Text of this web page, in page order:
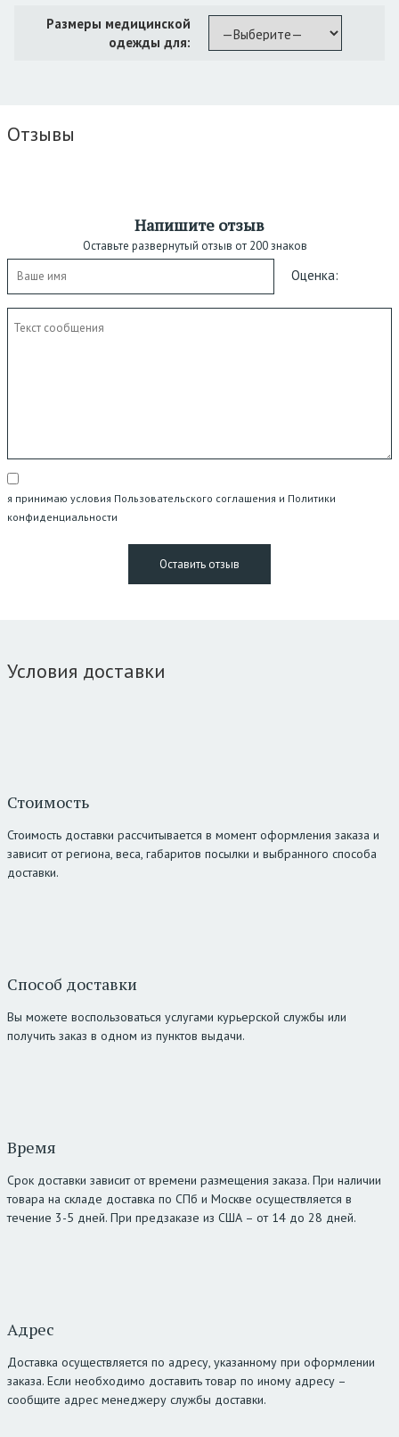
Размеры медицинской
одежды для:
Отзывы
Напишите отзыв
Оставьте развернутый отзыв от 200 знаков
Оценка:
я принимаю условия Пользовательского соглашения и Политики
конфиденциальности
Условия доставки
Стоимость
Стоимость доставки рассчитывается в момент оформления заказа и
зависит от региона, веса, габаритов посылки и выбранного способа
доставки.
Способ доставки
Вы можете воспользоваться услугами курьерской службы или
получить заказ в одном из пунктов выдачи.
Время
Срок доставки зависит от времени размещения заказа. При наличии
товара на складе доставка по СПб и Москве осуществляется в
течение 3-5 дней. При предзаказе из США – от 14 до 28 дней.
Адрес
Доставка осуществляется по адресу, указанному при оформлении
заказа. Если необходимо доставить товар по иному адресу –
сообщите адрес менеджеру службы доставки.